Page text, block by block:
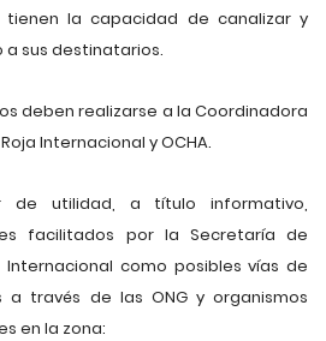
tienen la capacidad de canalizar y
sus destinatarios.
deben realizarse a la Coordinadora
Internacional y OCHA.
de utilidad, a título informativo,
facilitados por la Secretaría de
como posibles vías de
a través de las ONG y organismos
en la zona: